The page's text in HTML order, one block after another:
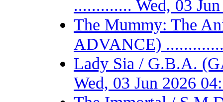
............. Wed, 03
The Mummy: The
ADVANCE)
Lady Sia / G.B.A.
Wed, 03 Jun 2026